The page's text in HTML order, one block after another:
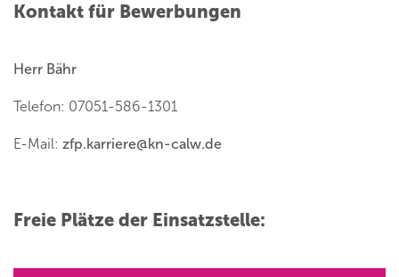
Kontakt für Bewerbungen
Herr Bähr
Telefon: 07051-586-1301
E-Mail: zfp.karriere@kn-calw.de
Freie Plätze der Einsatzstelle: